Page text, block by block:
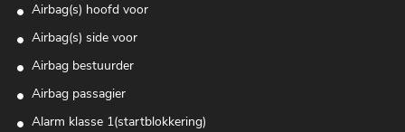
Airbag(s) hoofd voor
Airbag(s) side voor
Airbag bestuurder
Airbag passagier
Alarm klasse 1(startblokkering)